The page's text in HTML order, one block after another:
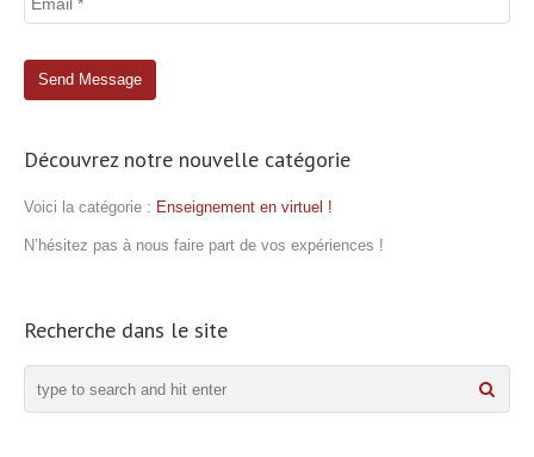
Découvrez notre nouvelle catégorie
Voici la catégorie : Enseignement en virtuel !
N’hésitez pas à nous faire part de vos expériences !
Recherche dans le site